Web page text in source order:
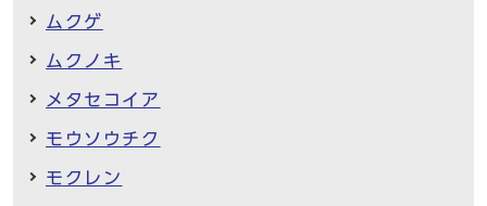
ムクゲ
ムクノキ
メタセコイア
モウソウチク
モクレン